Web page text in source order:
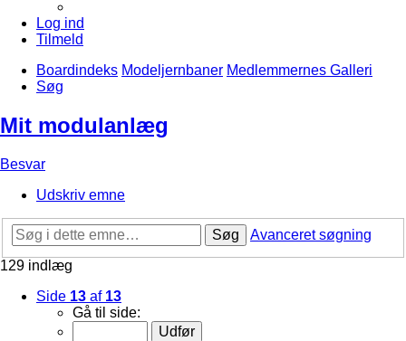
Log ind
Tilmeld
Boardindeks Modeljernbaner Medlemmernes Galleri
Søg
Mit modulanlæg
Besvar
Udskriv emne
Søg
Avanceret søgning
129 indlæg
Side 13 af 13
Gå til side: